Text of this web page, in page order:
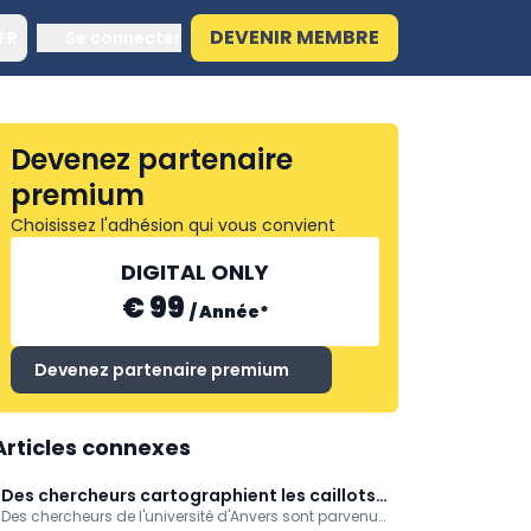
DEVENIR MEMBRE
Devenez partenaire
premium
Choisissez l'adhésion qui vous convient
DIGITAL ONLY
€ 99 /Année*
Devenez partenaire premium
connexes
Des chercheurs cartographient les caillots
sanguins après un AVC
Des chercheurs de l'université d'Anvers sont parvenus